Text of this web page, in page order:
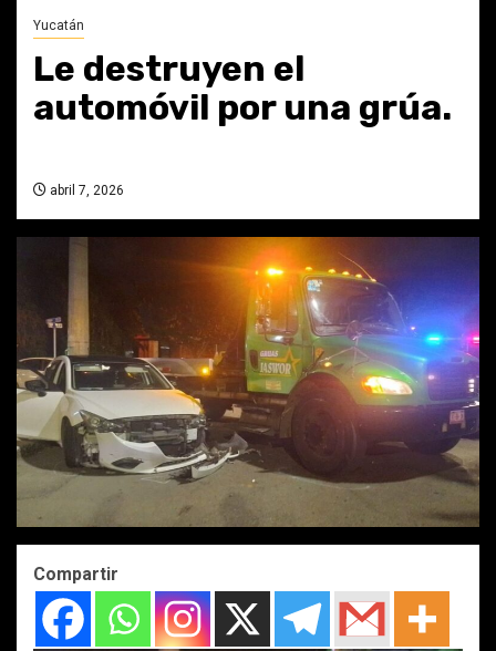
Yucatán
Le destruyen el
automóvil por una grúa.
abril 7, 2026
Compartir